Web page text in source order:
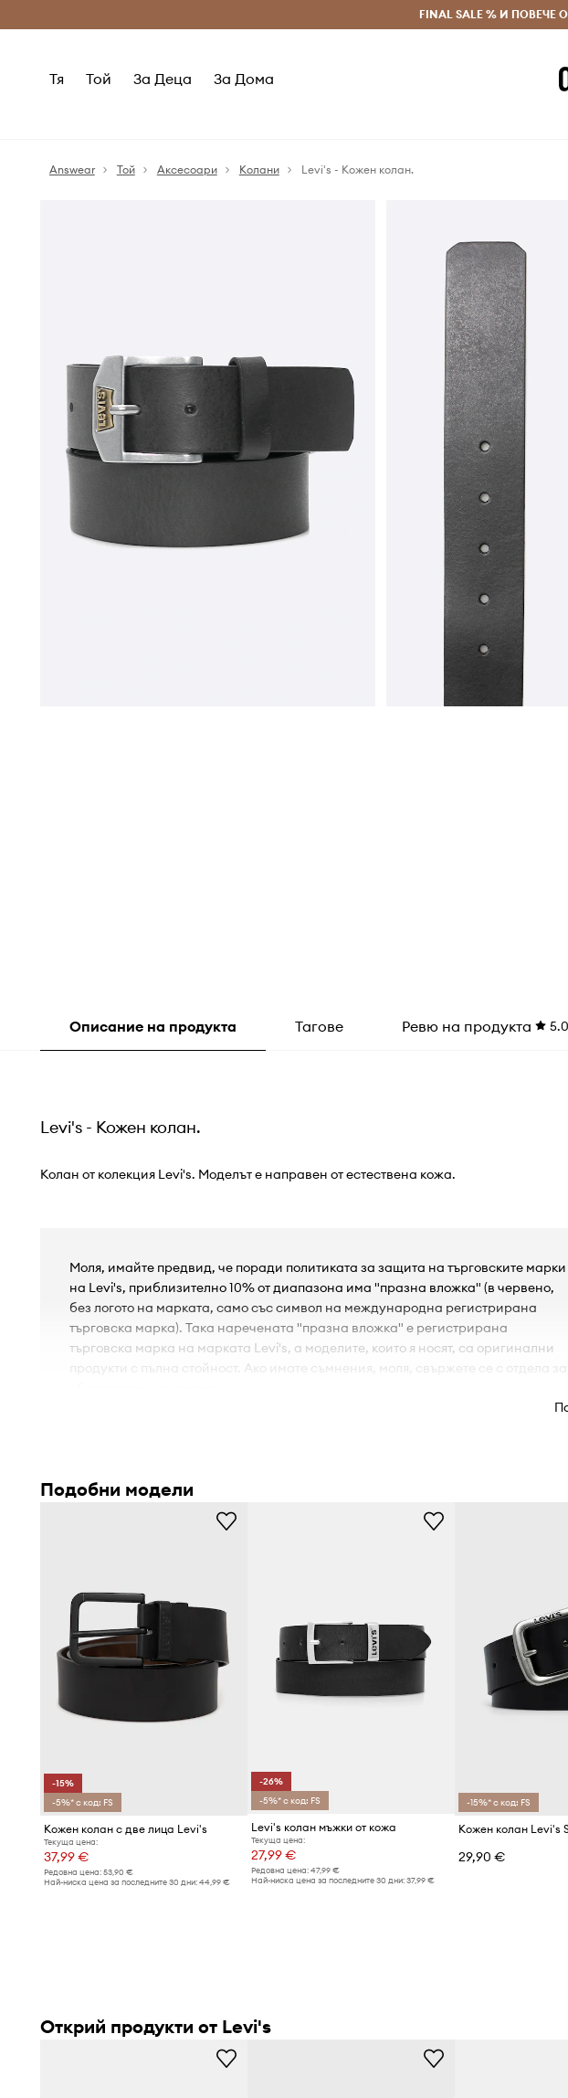
Безплатни доставка и връщане за поръчки над
FINAL SALE % И
Тя Той За Деца За Дома
Answear Той Аксесоари Колани Levi's - Кожен колан.
Описание на продукта Тагове Ревю на продукта 5.0
Levi's - Кожен колан.
Колан от колекция Levi's. Моделът е направен от естествена кожа.
Моля, имайте предвид, че поради политиката за защита на търговските марки
на Levi's, приблизително 10% от диапазона има "празна вложка" (в червено,
без логото на марката, само със символ на международна регистрирана
търговска марка). Така наречената "празна вложка" е регистрирана
търговска марка на марката Levi's, а моделите, които я носят, са оригинални
продукти с пълна стойност. Ако имате съмнения, моля, свържете се с отдела за
- Брой отвори: 5 cm.
- Ширина на лентата: 4 cm.
Подобни модели
-15%
-5%* с код: FS
Кожен колан с две лица Levi's
Текуща цена:
37,99 €
Редовна цена: 53,90 €
Най-ниска цена за последните 30 дни: 44,99 €
-26%
-5%* с код: FS
Levi's колан мъжки от кожа
Текуща цена:
27,99 €
Редовна цена:47,99 €
Най-ниска цена за последните 30 дни:37,99 €
-15%* с код: FS
Кожен колан Levi's
29,90 €
Открий продукти от Levi's